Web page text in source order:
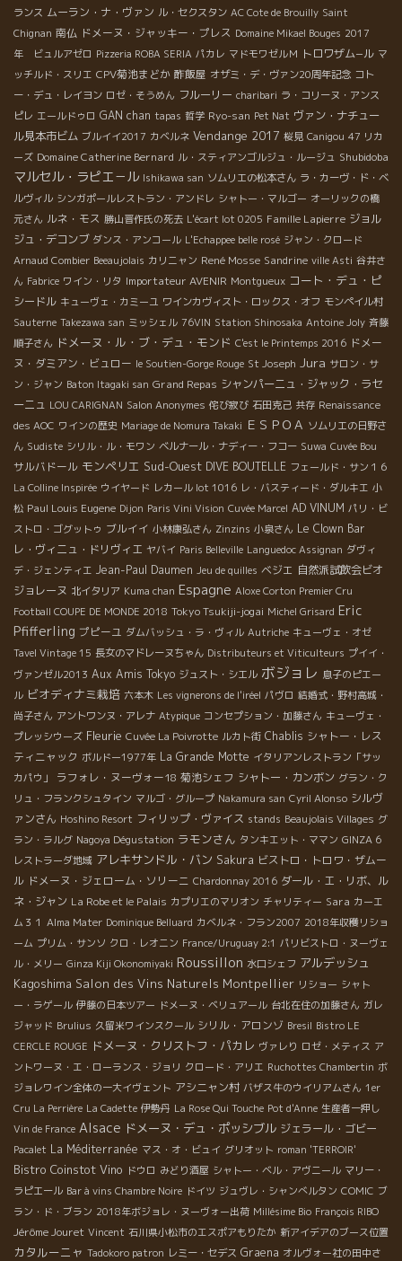
ランス ムーラン・ナ・ヴァン ル・セクスタン AC Cote de Brouilly Saint
Chignan 南仏 ドメーヌ・ジャッキー・プレス Domaine Mikael Bouges 2017
年 ビュルアゼロ Pizzeria ROBA SERIA パカレ マドモワゼルＭ トロワザム−ル マ
ッチルド・スリエ CPV菊池まどか 酢飯屋 オザミ・デ・ヴァン20周年記念 コト
ー・デュ・レイヨン ロゼ・そうめん フルーリー charibari ラ・コリーヌ・アンス
ピレ エールドゥロ GAN chan tapas 哲学 Ryo-san Pet Nat ヴァン・ナチュー
ル見本市ビム ブルイイ2017 カベルネ Vendange 2017 桜見 Canigou 47 リカ
ーズ Domaine Catherine Bernard ル・スティアンゴルジュ・ルージュ Shubidoba
マルセル・ラピエ－ル Ishikawa san ソムリエの松本さん ラ・カーヴ・ド・ベ
ルヴィル シンガポールレストラン・アンドレ シャトー・マルゴー オーリックの橋
元さん ルネ・モス 勝山晋作氏の死去 L'écart lot 0205 Famille Lapierre ジョル
ジュ・デコンブ ダンス・アンコール L'Echappee belle rosé ジャン・クロード
Arnaud Combier Beeaujolais カリニャン René Mosse Sandrine ville Asti 谷井さ
ん Fabrice ワイン・リタ Importateur AVENIR Montgueux コート・デュ・ピ
シードル キューヴェ・カミーユ ワインカヴィスト・ロックス・オフ モンペイル村
Sauterne Takezawa san ミッシェル 76VIN Station Shinosaka Antoine Joly 斉藤
順子さん ドメーヌ・ル・ブ・デュ・モンド C'est le Printemps 2016 ドメー
ヌ・ダミアン・ビュロー le Soutien-Gorge Rouge St Joseph Jura サロン・サ
ン・ジャン Baton Itagaki san Grand Repas シャンパーニュ・ジャック・ラセ
ーニュ LOU CARIGNAN Salon Anonymes 侘び寂び 石田克己 共存 Renaissance
des AOC ワインの歴史 Mariage de Nomura Takaki ＥＳＰＯＡ ソムリエの日野さ
ん Sudiste シリル・ル・モワン ベルナール・ナディー・フコー Suwa Cuvée Bou
サルバドール モンペリエ Sud-Ouest DIVE BOUTELLE フェールド・サン１６
La Colline Inspirée ウイヤード レカール lot 1016 レ・バスティード・ダルキエ 小
松 Paul Louis Eugene Dijon Paris Vini Vision Cuvée Marcel AD VINUM パリ・ビ
ストロ・ゴグットゥ ブルイイ 小林康弘さん Zinzins 小泉さん Le Clown Bar
レ・ヴィニュ・ドリヴィエ ヤバイ Paris Belleville Languedoc Assignan ダヴィ
デ・ジェンティエ Jean-Paul Daumen Jeu de quilles ベジエ 自然派試飲会ビオ
ジョレーヌ 北イタリア Kuma chan Espagne Aloxe Corton Premier Cru
Football COUPE DE MONDE 2018 Tokyo Tsukiji-jogai Michel Grisard Eric
Pfifferling プピーユ ダムバッシュ・ラ・ヴィル Autriche キューヴェ・オゼ
Tavel Vintage 15 長女のマドレーヌちゃん Distributeurs et Viticulteurs プイイ・
ヴァンゼル2013 Aux Amis Tokyo ジュスト・シエル ボジョレ 息子のピエー
ル ビオディナミ栽培 六本木 Les vignerons de l'iréel パヴロ 結婚式・野村高城・
尚子さん アントワンヌ・アレナ Atypique コンセプション・加藤さん キューヴェ・
プレッシウーズ Fleurie Cuvée La Poivrotte ルカト街 Chablis シャトー・レス
ティニャック ボルドー1977年 La Grande Motte イタリアンレストラン「サッ
カパウ」
ラフォレ・ヌーヴォー18 菊池シェフ シャトー・カンボン グラン・ク
リュ・フランクシュタイン マルゴ・グループ Nakamura san Cyril Alonso シルヴ
ァンさん Hoshino Resort フィリップ・ヴァイス stands Beaujolais Villages グ
ラン・ラルグ Nagoya Dégustation ラモンさん タンキエット・ママン GINZA 6
レストラーダ地域 アレキサンドル・バン Sakura ビストロ・トロワ・ザムー
ル ドメーヌ・ジェローム・ソリーニ Chardonnay 2016 ダール・エ・リボ、ル
ネ・ジャン La Robe et le Palais カプリエのマリオン チャリティー Sara カーエ
ム３１ Alma Mater Dominique Belluard カベルネ・フラン2007 2018年収穫リショ
ーム プリム・サンソ クロ・レオニン France/Uruguay 2:1 パリビストロ・ヌーヴェ
ル・メリー Ginza Kiji Okonomiyaki Roussillon 水口シェフ アルデッシュ
Kagoshima Salon des Vins Naturels Montpellier リショー シャト
ー・ラゲール 伊藤の日本ツアー ドメーヌ・ベリュアール 台北在住の加藤さん ガレ
ジャッド Brulius 久留米ワインスクール シリル・アロンゾ Bresil Bistro LE
CERCLE ROUGE ドメーヌ・クリストフ・パカレ ヴァレり ロゼ・メティス ア
ントワーヌ・エ・ローランス・ジョリ クロード・アリエ Ruchottes Chambertin ボ
ジョレワイン全体の一大イヴェント アシニャン村 バザス牛のウイリアムさん 1er
Cru La Perrière La Cadette 伊勢丹 La Rose Qui Touche Pot d'Anne 生産者一押し
Vin de France Alsace ドメーヌ・デュ・ポッシブル ジェラール・ゴビー
Pacalet La Méditerranée マス・オ・ビュイ グリオット roman 'TERROIR'
Bistro Coinstot Vino ドウロ みどり酒屋 シャトー・ベル・アヴニール マリー・
ラピエール Bar à vins Chambre Noire ドイツ ジュヴレ・シャンべルタン COMIC ブ
ラン・ド・ブラン 2018年ボジョレ・ヌーヴォー出荷 Millésime Bio François RIBO
Jérôme Jouret Vincent 石川県小松市のエスポアもりたか 新アイデアのブース位置
カタルーニャ Tadokoro patron レミー・セデス Graena オルヴォー社の田中さ